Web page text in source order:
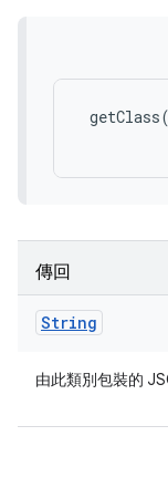
傳回
String
由此類別包裝的